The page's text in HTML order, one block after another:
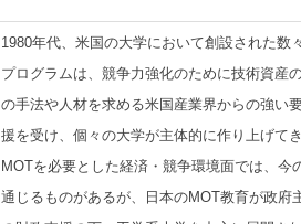
1980年代、米国の大学において創設された数
プログラムは、競争力強化のために技術資産
の手法や人材を求める米国産業界からの強い
援を受け、個々の大学が主体的に作り上げて
MOTを必要とした経済・競争環境面では、今
通じるものがあるが、日本のMOT教育が政府